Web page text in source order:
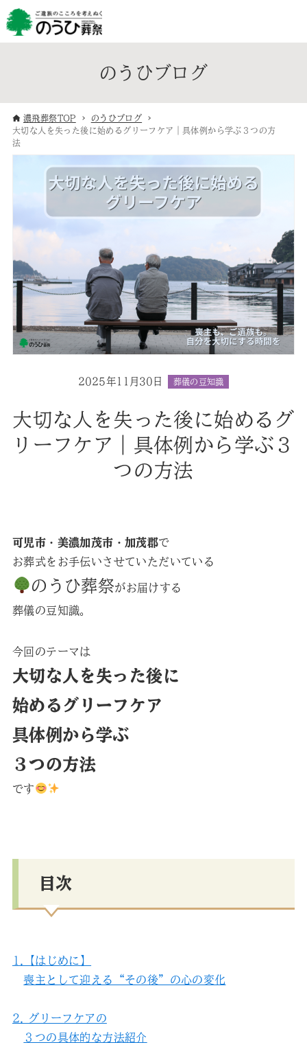
のうひブログ
濃飛葬祭TOP
のうひブログ
大切な人を失った後に始めるグリーフケア｜具体例から学ぶ３つの方
法
2025年11月30日 葬儀の豆知識
大切な人を失った後に始めるグ
リーフケア｜具体例から学ぶ３
つの方法
可児市・美濃加茂市・加茂郡で
お葬式をお手伝いさせていただいている
のうひ葬祭がお届けする
葬儀の豆知識。
今回のテーマは
大切な人を失った後に
始めるグリーフケア
具体例から学ぶ
３つの方法
です
目次
1.【はじめに】
喪主として迎える“その後”の心の変化
2. グリーフケアの
３つの具体的な方法紹介